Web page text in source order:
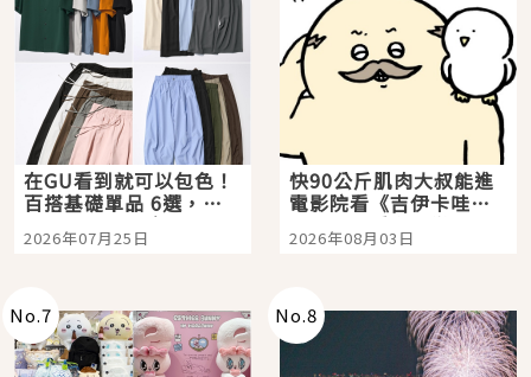
在GU看到就可以包色！
百搭基礎單品 6選，閉
眼全收也不心疼
2026年07月25日
快90公斤肌肉大叔能進
電影院看《吉伊卡哇》
嗎？日本重金屬樂團
「打首」會長與nagano
2026年08月03日
No.7 No.8